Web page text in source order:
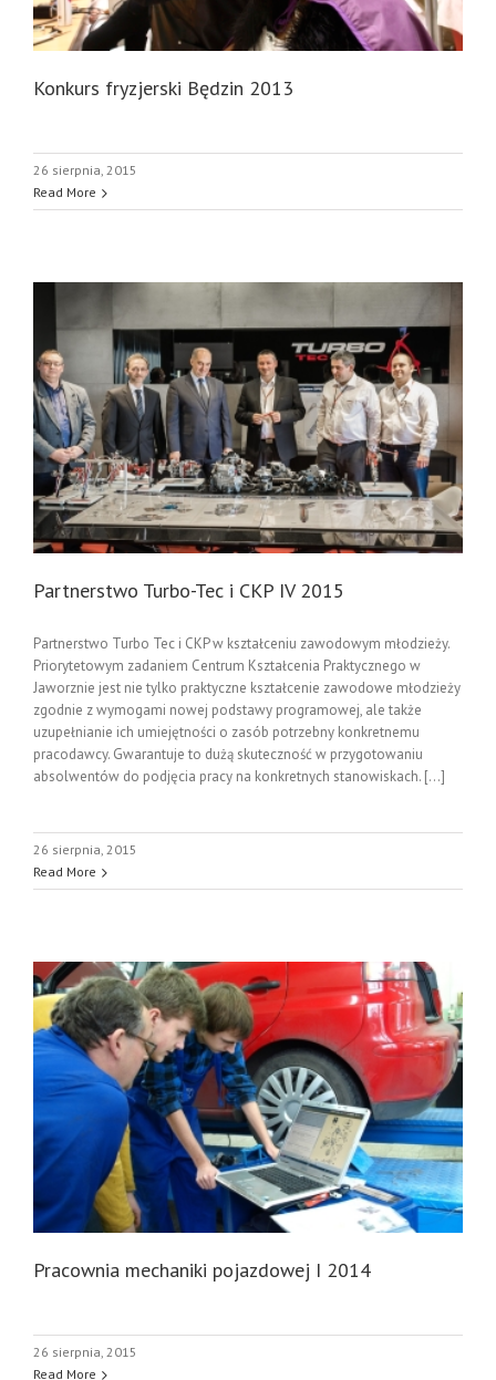
Konkurs fryzjerski Będzin 2013
26 sierpnia, 2015
Read More
Partnerstwo Turbo-Tec i CKP IV 2015
Partnerstwo Turbo Tec i CKP w kształceniu zawodowym młodzieży.
Priorytetowym zadaniem Centrum Kształcenia Praktycznego w
Jaworznie jest nie tylko praktyczne kształcenie zawodowe młodzieży
zgodnie z wymogami nowej podstawy programowej, ale także
uzupełnianie ich umiejętności o zasób potrzebny konkretnemu
pracodawcy. Gwarantuje to dużą skuteczność w przygotowaniu
absolwentów do podjęcia pracy na konkretnych stanowiskach. [...]
26 sierpnia, 2015
Read More
Pracownia mechaniki pojazdowej I 2014
26 sierpnia, 2015
Read More